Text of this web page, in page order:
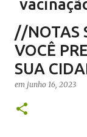
SALETE SILVA
0
//NOTAS
VOCÊ
SUA
em junho 16, 2023